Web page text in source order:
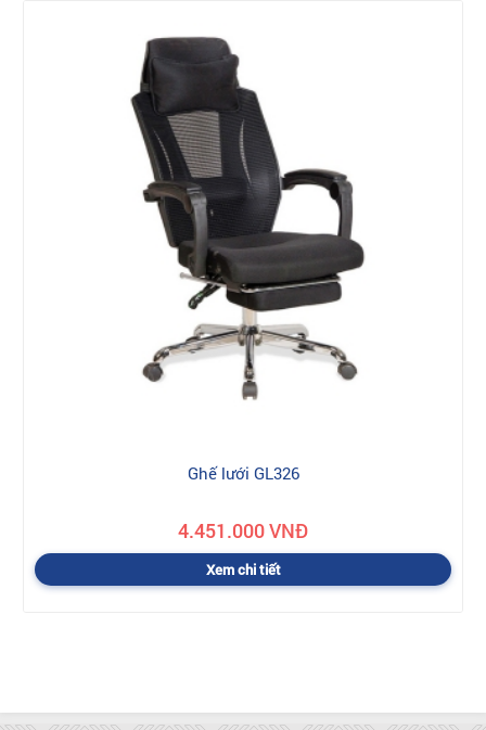
Ghế lưới GL326
4.451.000 VNĐ
Xem chi tiết